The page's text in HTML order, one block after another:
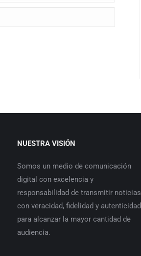
NUESTRA VISIÓN
Somos un medio de comunicación
digital con excelencia y
responsabilidad de transmitir noticias
con veracidad, fidelidad y autenticidad
para alcanzar la mayor cantidad de
audiencia.